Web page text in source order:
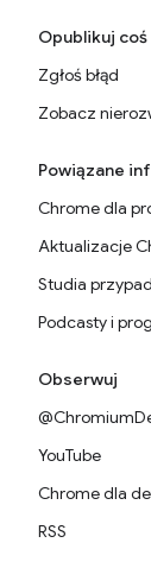
Opublikuj coś
Zgłoś błąd
Zobacz
Powiązane
Chrome dla
Aktualizacje
Studia
Podcasty i
Obserwuj
YouTube
Chrome dla
RSS